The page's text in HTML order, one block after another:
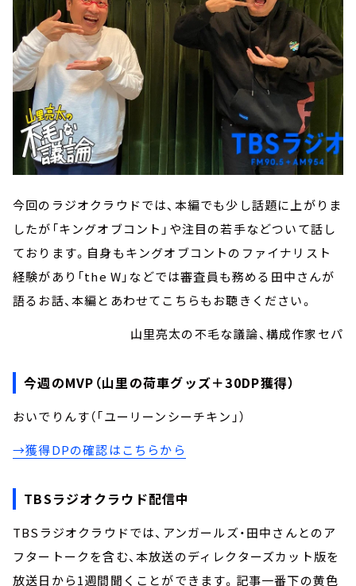
今回のラジオクラウドでは、本編でも少し話題に上がりま
したが「キングオブコント」や注目の若手などついて話し
ております。自身もキングオブコントのファイナリスト
経験があり「the W」などでは審査員も務める田中さんが
語るお話、本編とあわせてこちらもお聴きください。
山里亮太の不毛な議論、構成作家セパ
今週のMVP（山里の荷車グッズ＋30DP獲得）
おいでりんす（「ユーリーンシーチキン」）
→獲得DPの確認はこちらから
TBSラジオクラウド配信中
TBSラジオクラウドでは、アンガールズ・田中さんとのア
フタートークを含む、本放送のディレクターズカット版を
放送日から1週間聞くことができます。記事一番下の黄色